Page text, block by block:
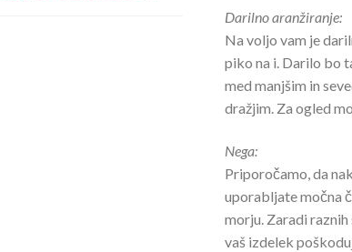
Darilno aranžiranje:
Na voljo vam je
piko na i. Darilo bo
med manjšim in
dražjim. Za ogled
Nega:
Priporočamo, da
uporabljate močna
morju. Zaradi
vaš izdelek